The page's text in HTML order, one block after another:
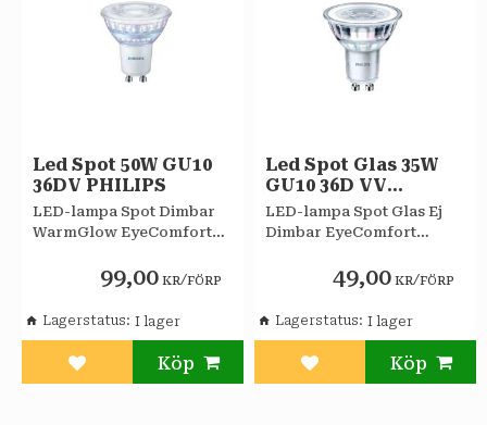
Led Spot 50W GU10
36DV PHILIPS
LED-lampa Spot Dimbar
WarmGlow EyeComfort
99,00 KR/FÖRP
Lägg till i favoriter
Lagerstatus
Led Spot Glas 35W
GU10 36D VV
PHILIPS
LED-lampa Spot Glas Ej
Dimbar EyeComfort
49,00 KR/FÖRP
Lägg till i favoriter
Lagerstatus